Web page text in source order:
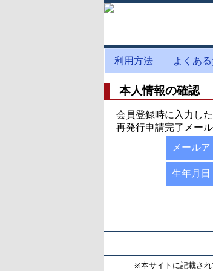
利用方法 よくあ
本人情報の確認
会員登録時に入力し
再発行申請完了メー
メールア
生年月日
※本サイトに記載さ